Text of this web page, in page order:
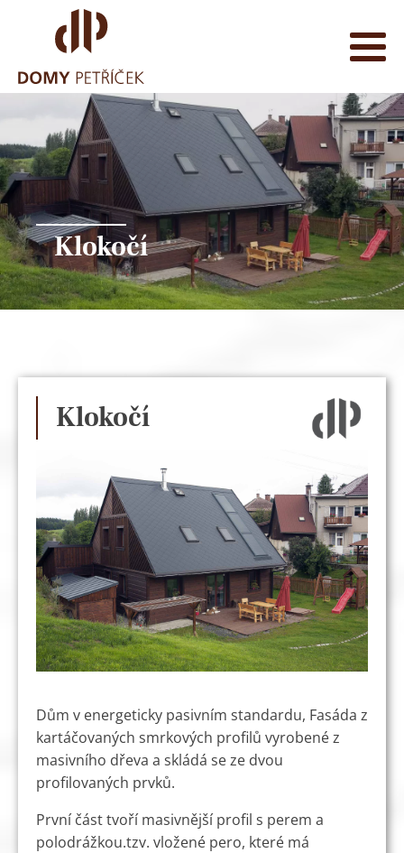
Klokočí
Klokočí
Dům v energeticky pasivním standardu, Fasáda z
kartáčovaných smrkových profilů vyrobené z
masivního dřeva a skládá se ze dvou
profilovaných prvků.
První část tvoří masivnější profil s perem a
polodrážkou.tzv. vložené pero, které má